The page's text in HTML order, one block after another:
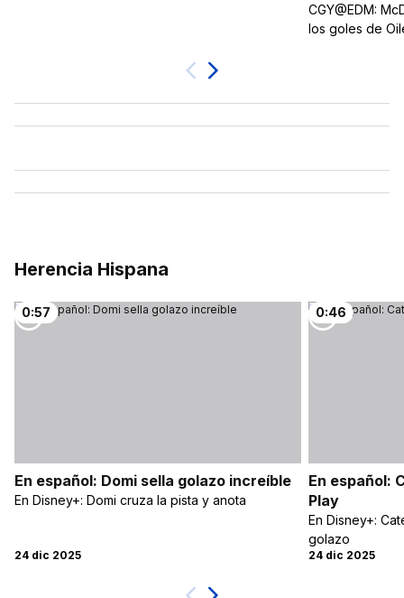
CGY@EDM:
los goles de
Previa
Próximo
Herencia Hispana
0:57
En español: Domi sella golazo increíble
En Disney+: Domi cruza la pista y anota
24 dic 2025
0:46
En español:
Play
En Disney+:
golazo
24 dic 2025
Próximo